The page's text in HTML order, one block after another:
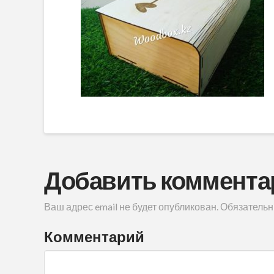
Добавить
Ваш адрес email не будет опубликован.
Комментарий